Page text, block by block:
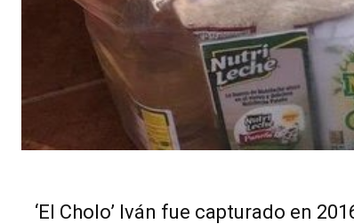
‘El Cholo’ Iván fue capturado en